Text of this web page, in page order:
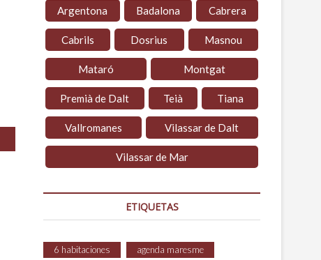
Argentona Badalona Cabrera
Cabrils Dosrius Masnou
Mataró Montgat
Premià de Dalt Teià Tiana
Vallromanes Vilassar de Dalt
Vilassar de Mar
ETIQUETAS
6 habitaciones agenda maresme